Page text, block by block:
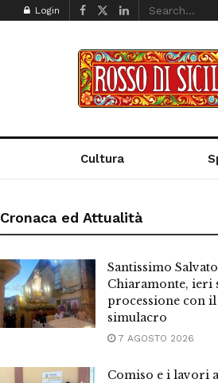
Login
Cultura
Cronaca ed Attualità
Santissimo
Chiaramonte, ieri
processione con il
simulacro
7 AGOSTO 2026
Comiso e i lavori